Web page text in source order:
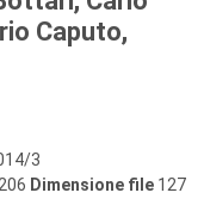
Caputo,
3
Dimensione file 127